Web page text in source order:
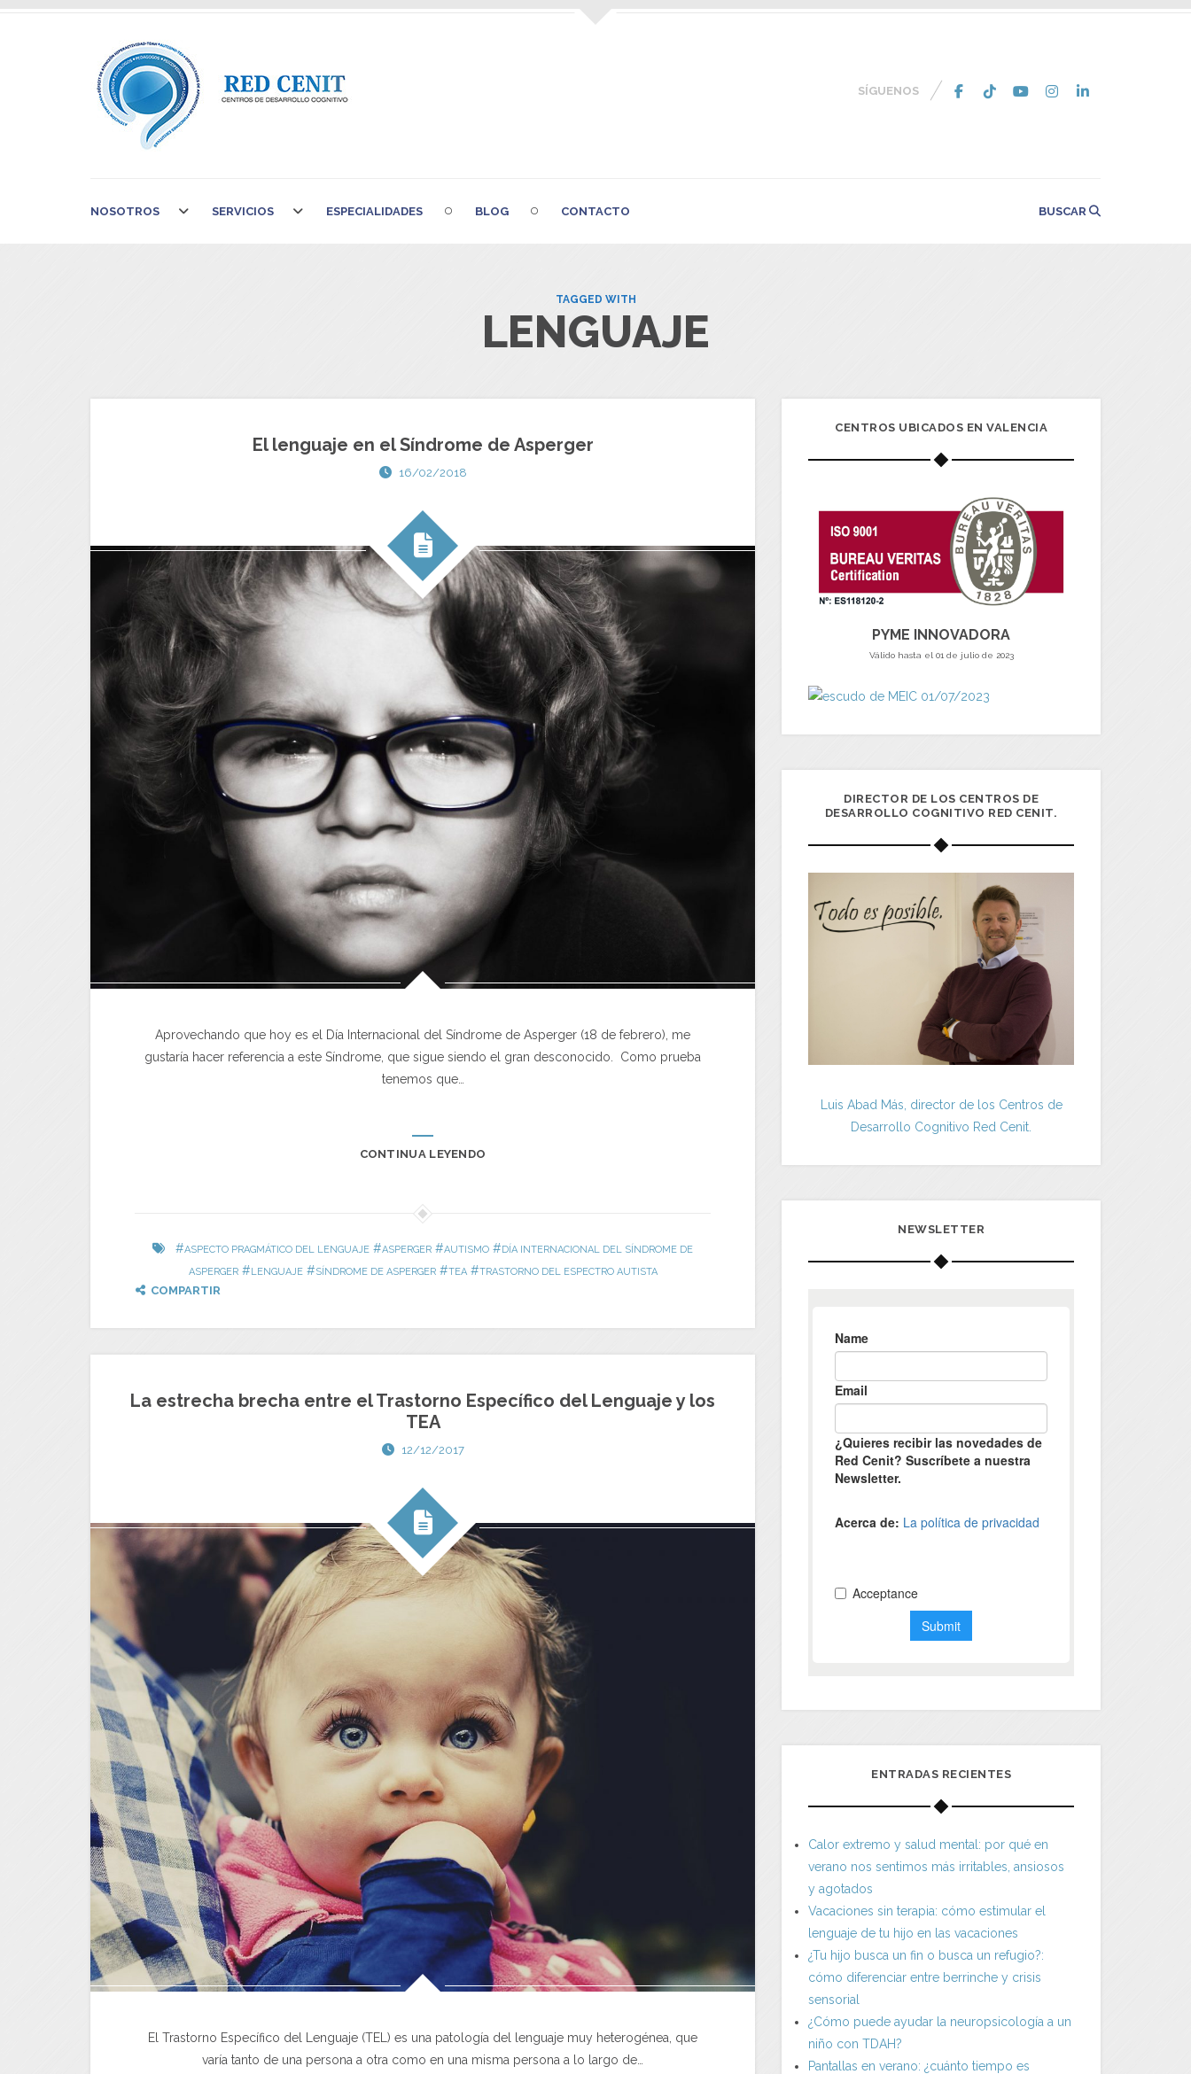
SÍGUENOS
NOSOTROS SERVICIOS ESPECIALIDADES BLOG CONTACTO BUSCAR
TAGGED WITH
LENGUAJE
El lenguaje en el Síndrome de Asperger
16/02/2018
Aprovechando que hoy es el Día Internacional del Síndrome de Asperger (18 de febrero), me
gustaría hacer referencia a este Síndrome, que sigue siendo el gran desconocido. Como prueba
tenemos que…
CONTINUA LEYENDO
#ASPECTO PRAGMÁTICO DEL LENGUAJE #ASPERGER #AUTISMO #DÍA INTERNACIONAL DEL SÍNDROME DE
ASPERGER#LENGUAJE#SÍNDROME DE ASPERGER#TEA#TRASTORNO DEL ESPECTRO AUTISTA
COMPARTIR
La estrecha brecha entre el Trastorno Específico del Lenguaje y los
TEA
12/12/2017
El Trastorno Específico del Lenguaje (TEL) es una patología del lenguaje muy heterogénea, que
varía tanto de una persona a otra como en una misma persona a lo largo de…
CENTROS UBICADOS EN VALENCIA
PYME INNOVADORA
Válido hasta el 01 de julio de 2023
DIRECTOR DE LOS CENTROS DE
DESARROLLO COGNITIVO RED CENIT.
Luis Abad Más, director de los Centros de
Desarrollo Cognitivo Red Cenit.
NEWSLETTER
ENTRADAS RECIENTES
Calor extremo y salud mental: por qué en
verano nos sentimos más irritables, ansiosos
y agotados
Vacaciones sin terapia: cómo estimular el
lenguaje de tu hijo en las vacaciones
¿Tu hijo busca un fin o busca un refugio?:
cómo diferenciar entre berrinche y crisis
sensorial
¿Cómo puede ayudar la neuropsicología a un
niño con TDAH?
Pantallas en verano: ¿cuánto tiempo es